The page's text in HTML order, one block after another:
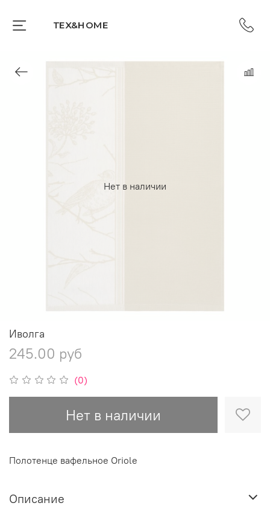
TEX&HOME
Нет в наличии
(0)
Иволга
245.00 руб
Нет в наличии
Полотенце вафельное Oriole
Описание